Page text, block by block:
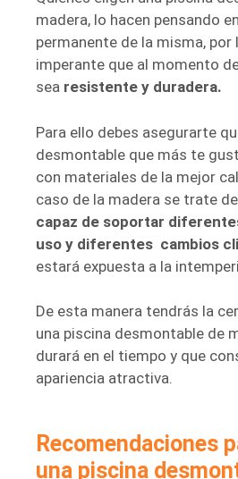
madera, lo hacen pensando
permanente de la misma, por
imperante que al momento
sea resistente y duradera.
Para ello debes asegurarte
desmontable que más te
con materiales de la mejor
caso de la madera se trate
capaz de soportar
uso y diferentes cambios
estará expuesta a la
De esta manera tendrás la
una piscina desmontable de
durará en el tiempo y que
apariencia atractiva.
Recomendaciones
una piscina